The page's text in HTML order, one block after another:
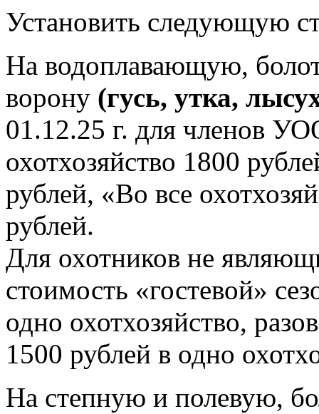
Установить следующую
На водоплавающую,
ворону (гусь, утка,
01.12.25 г. для членов
охотхозяйство 1800
рублей, «Во все
рублей.
Для охотников не
стоимость «гостевой»
одно охотхозяйство,
1500 рублей в одно
На степную и полевую,